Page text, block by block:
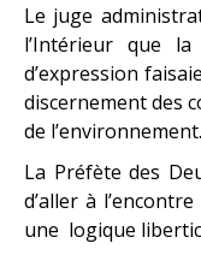
Le juge
l’Intérieur que
d’expression
discernement des
de l’environnement.
La Préfète des
d’aller à
une logique